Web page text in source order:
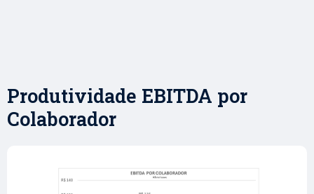
Produtividade EBITDA por
Colaborador